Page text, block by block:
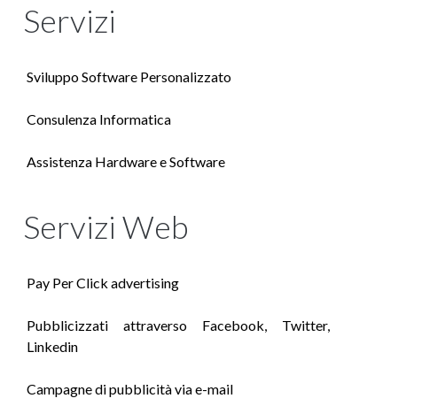
Servizi
Sviluppo Software Personalizzato
Consulenza Informatica
Assistenza Hardware e Software
Servizi Web
Pay Per Click advertising
Pubblicizzati attraverso Facebook, Twitter,
Linkedin
Campagne di pubblicità via e-mail